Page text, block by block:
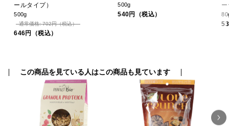
ールタイプ）
500g
通常価格: 702円（税込）
646円（税込）
500g
540円（税込）
この商品を見ている人はこの商品も見ています